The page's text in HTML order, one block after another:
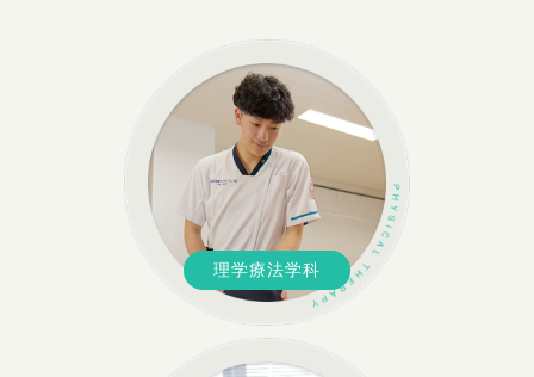
理学療法学科